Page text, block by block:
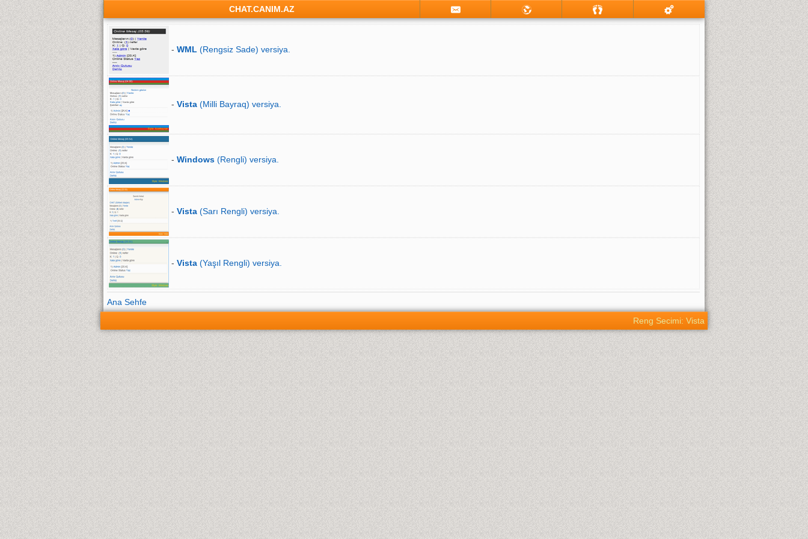
CHAT.CANIM.AZ
- WML (Rengsiz Sade) versiya.
- Vista (Milli Bayraq) versiya.
- Windows (Rengli) versiya.
- Vista (Sarı Rengli) versiya.
- Vista (Yaşıl Rengli) versiya.
Ana Sehfe
Reng Secimi: Vista